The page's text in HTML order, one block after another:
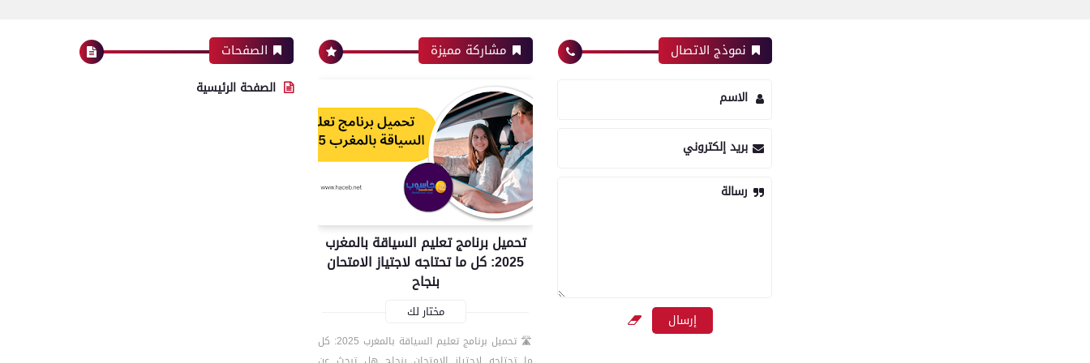
نموذج الاتصال
الاسم
بريد إلكتروني
رسالة
مشاركة مميزة
تحميل برنامج تعليم السياقة بالمغرب
2025: كل ما تحتاجه لاجتياز الامتحان
بنجاح
مختار لك
🛣️ تحميل برنامج تعليم السياقة بالمغرب 2025: كل
الصفحات
الصفحة الرئيسية